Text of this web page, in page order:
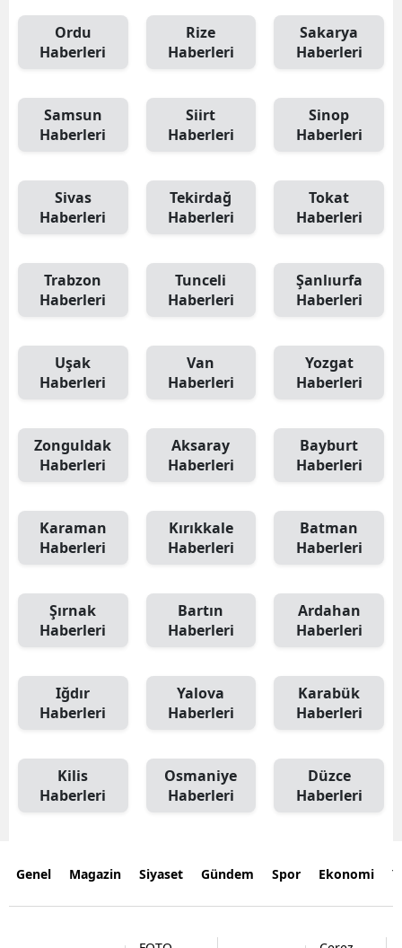
Ordu
Haberleri
Rize
Haberleri
Sakarya
Haberleri
Samsun
Haberleri
Siirt
Haberleri
Sinop
Haberleri
Sivas
Haberleri
Tekirdağ
Haberleri
Tokat
Haberleri
Trabzon
Haberleri
Tunceli
Haberleri
Şanlıurfa
Haberleri
Uşak
Haberleri
Van
Haberleri
Yozgat
Haberleri
Zonguldak
Haberleri
Aksaray
Haberleri
Bayburt
Haberleri
Karaman
Haberleri
Kırıkkale
Haberleri
Batman
Haberleri
Şırnak
Haberleri
Bartın
Haberleri
Ardahan
Haberleri
Iğdır
Haberleri
Yalova
Haberleri
Karabük
Haberleri
Kilis
Haberleri
Osmaniye
Haberleri
Düzce
Haberleri
Genel Magazin Siyaset Gündem Spor Ekonomi